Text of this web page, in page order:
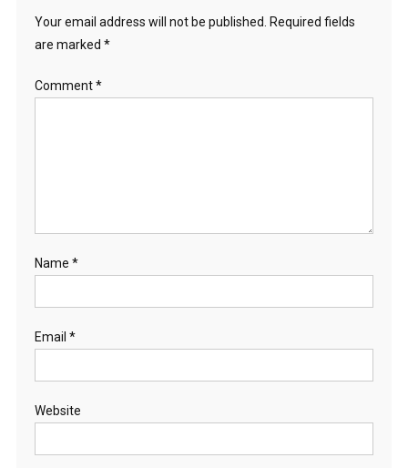
Your email address will not be published.
Required fields
are marked *
Comment*
Name *
Email *
Website